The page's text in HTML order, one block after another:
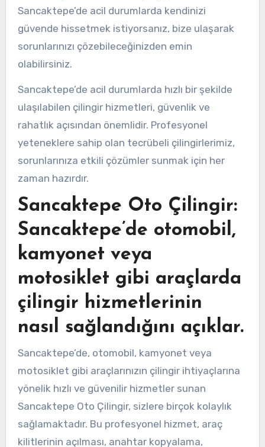
Sancaktepe’de acil durumlarda kendinizi
güvende hissetmek istiyorsanız, bize ulaşarak
sorunlarınızı çözebileceğinizden emin
olabilirsiniz.
Sancaktepe’de acil durumlarda hızlı bir şekilde
ulaşılabilen çilingir hizmetleri, güvenlik ve
rahatlık açısından önemlidir. Profesyonel
yeteneklere sahip olan tecrübeli çilingirlerimiz,
sorunlarınıza etkili çözümler sunmak için her
zaman hazırdır.
Sancaktepe Oto Çilingir:
Sancaktepe’de otomobil,
kamyonet veya
motosiklet gibi araçlarda
çilingir hizmetlerinin
nasıl sağlandığını açıklar.
Sancaktepe’de, otomobil, kamyonet veya
motosiklet gibi araçlarınızın çilingir ihtiyaçlarına
yönelik hızlı ve güvenilir hizmetler sunan
Sancaktepe Oto Çilingir, sizlere birçok kolaylık
sağlamaktadır. Bu profesyonel hizmet, araç
kilitlerinin açılması, anahtar kopyalama,